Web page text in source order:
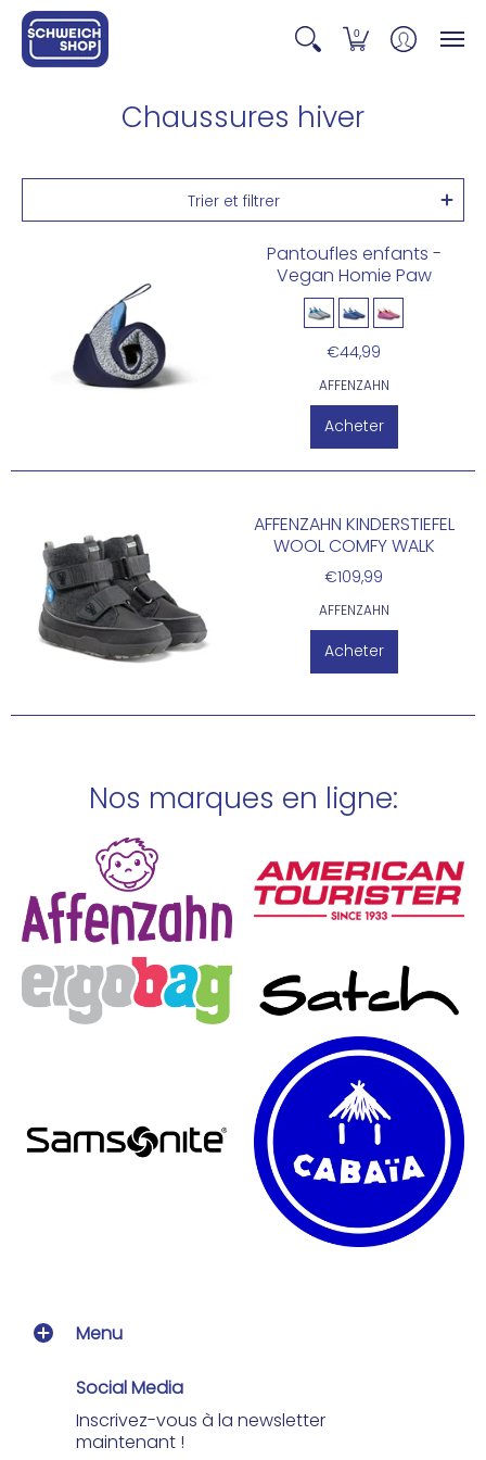
0
Chaussures hiver
Trier et filtrer
Pantoufles enfants -
Vegan Homie Paw
€44,99
AFFENZAHN
Acheter
AFFENZAHN KINDERSTIEFEL
WOOL COMFY WALK
€109,99
AFFENZAHN
Acheter
Nos marques en ligne:
Menu
Social Media
Inscrivez-vous à la newsletter
maintenant !